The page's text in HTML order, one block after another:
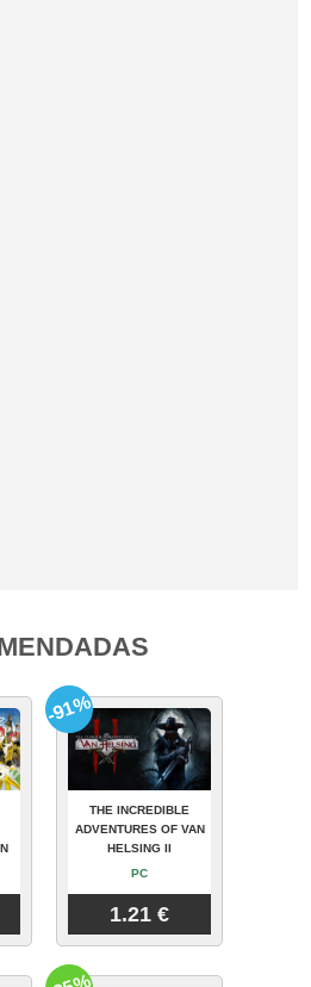
THE INCREDIBLE
ADVENTURES OF VAN
HELSING II
PC
1.21 €
-91%